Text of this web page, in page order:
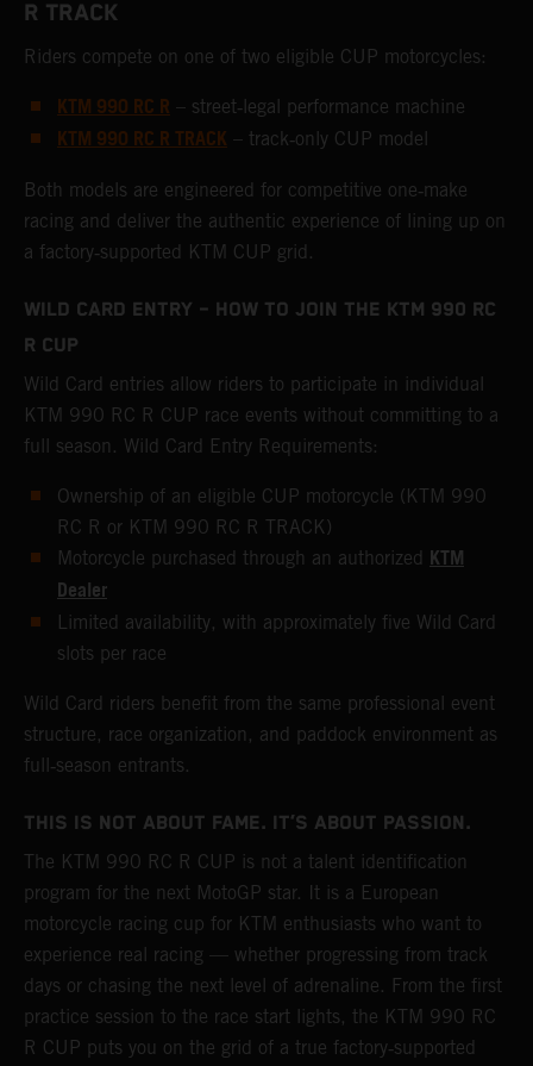
R TRACK
Riders compete on one of two eligible CUP motorcycles:
KTM 990 RC R – street‑legal performance machine
KTM 990 RC R TRACK – track‑only CUP model
Both models are engineered for competitive one‑make
racing and deliver the authentic experience of lining up on
a factory‑supported KTM CUP grid.
WILD CARD ENTRY – HOW TO JOIN THE KTM 990 RC
R CUP
Wild Card entries allow riders to participate in individual
KTM 990 RC R CUP race events without committing to a
full season. Wild Card Entry Requirements:
Ownership of an eligible CUP motorcycle (KTM 990
RC R or KTM 990 RC R TRACK)
Motorcycle purchased through an authorized KTM
Dealer
Limited availability, with approximately five Wild Card
slots per race
Wild Card riders benefit from the same professional event
structure, race organization, and paddock environment as
full‑season entrants.
THIS IS NOT ABOUT FAME. IT’S ABOUT PASSION.
The KTM 990 RC R CUP is not a talent identification
program for the next MotoGP star. It is a European
motorcycle racing cup for KTM enthusiasts who want to
experience real racing — whether progressing from track
days or chasing the next level of adrenaline. From the first
practice session to the race start lights, the KTM 990 RC
R CUP puts you on the grid of a true factory‑supported